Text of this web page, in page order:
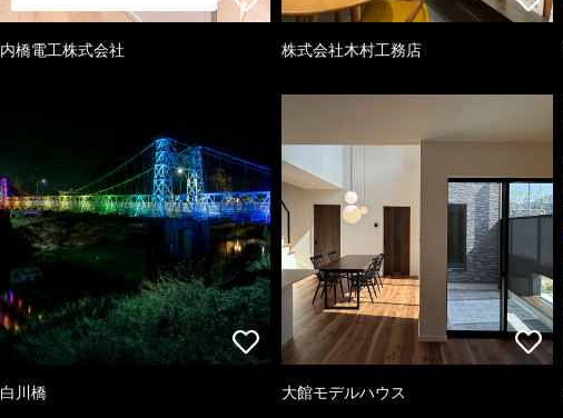
内橋電工株式会社 株式会社木村工務店
白川橋 大館モデルハウス